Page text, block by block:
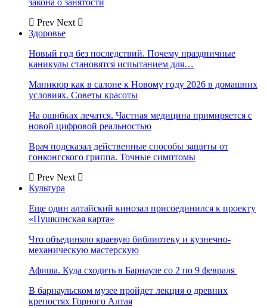
закона о занятости
Prev Next
Здоровье
Новый год без последствий. Почему праздничные
каникулы становятся испытанием для…
Маникюр как в салоне к Новому году 2026 в домашних
условиях. Советы красоты
На ошибках лечатся. Частная медицина примиряется с
новой цифровой реальностью
Врач подсказал действенные способы защиты от
гонконгского гриппа. Точные симптомы
Prev Next
Культура
Еще один алтайский кинозал присоединился к проекту
«Пушкинская карта»
Что объединяло краевую библиотеку и кузнечно-
механическую мастерскую
Афиша. Куда сходить в Барнауле со 2 по 9 февраля
В барнаульском музее пройдет лекция о древних
крепостях Горного Алтая